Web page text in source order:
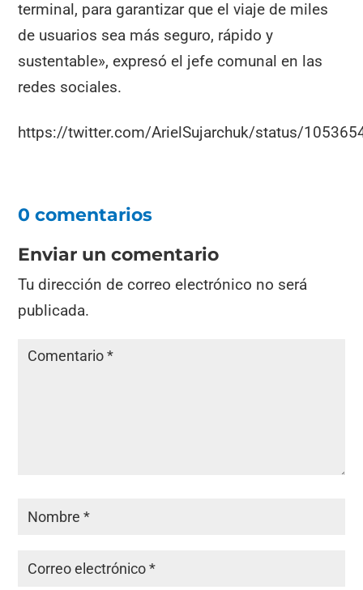
terminal, para garantizar que el viaje de miles
de usuarios sea más seguro, rápido y
sustentable», expresó el jefe comunal en las
redes sociales.
https://twitter.com/ArielSujarchuk/status/
0 comentarios
Enviar un comentario
Tu dirección de correo electrónico no será
publicada.